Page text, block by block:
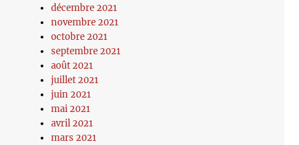
décembre 2021
novembre 2021
octobre 2021
septembre 2021
août 2021
juillet 2021
juin 2021
mai 2021
avril 2021
mars 2021